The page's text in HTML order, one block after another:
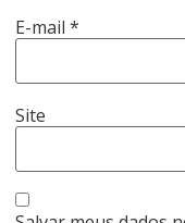
E-mail*
Site